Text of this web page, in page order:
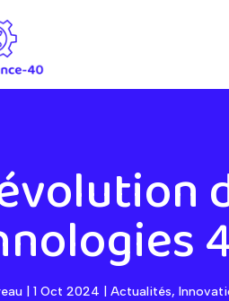
|1 Oct 2024 |Actualités,